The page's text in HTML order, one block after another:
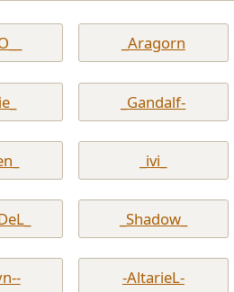
_Aragorn
_Gandalf-
_ivi_
_Shadow_
-AltarieL-